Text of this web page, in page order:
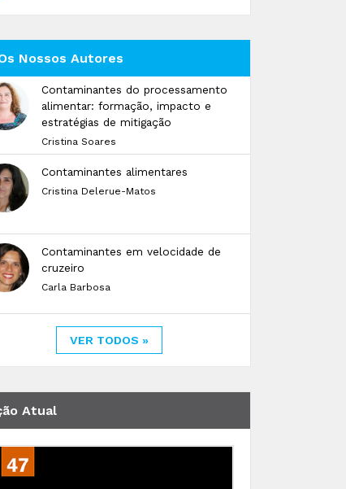
Nossos Autores
Contaminantes do processamento
alimentar: formação, impacto e
estratégias de mitigação
Cristina Soares
Contaminantes alimentares
Cristina Delerue-Matos
Contaminantes em velocidade de
cruzeiro
Carla Barbosa
VER TODOS »
Atual